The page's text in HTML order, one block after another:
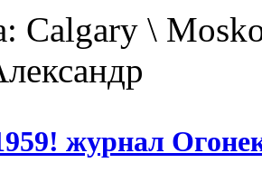
Calgary \
журнал